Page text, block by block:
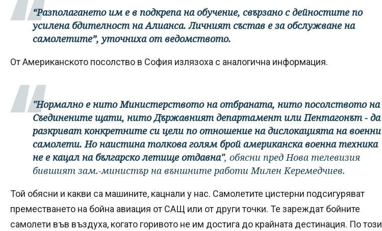
“Разполагането им е в подкрепа на обучение, свързано с дейностите по
усилена бдителност на Алианса. Личният състав е за обслужване на
самолетите”, уточниха от ведомството.
От Американското посолство в София излязоха с аналогична информация.
"Нормално е нито Министерството на отбраната, нито посолството на
Съединените щати, нито Държавният департамент или Пентагонът - да
разкриват конкретните си цели по отношение на дислокацията на военни
самолети. Но наистина толкова голям брой американска военна техника
не е кацал на българско летище отдавна", обясни пред Нова телевизия
бившият зам.-министър на външните работи Милен Керемедчиев.
Той обясни и какви са машините, кацнали у нас. Самолетите цистерни подсигуряват
преместването на бойна авиация от САЩ или от други точки. Те зареждат бойните
самолети във въздуха, когато горивото не им достига до крайната дестинация. По този